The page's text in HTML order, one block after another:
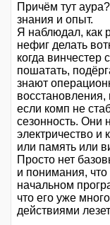
Причём тут
знания и опыт.
Я наблюдал, как
нефиг делать
когда винчестер
пошатать,
знают
восстановления,
если комп не
сезонность. Они
электричество и
или память или
Просто нет
и понимания, что
начальном
что его уже
действиями